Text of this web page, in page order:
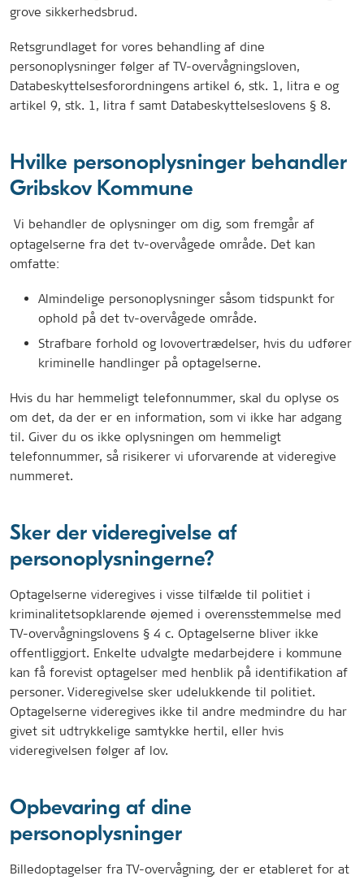
grove sikkerhedsbrud.
Retsgrundlaget for vores behandling af dine
personoplysninger følger af TV-overvågningsloven,
Databeskyttelsesforordningens artikel 6, stk. 1, litra e og
artikel 9, stk. 1, litra f samt Databeskyttelseslovens § 8.
Hvilke personoplysninger behandler
Gribskov Kommune
Vi behandler de oplysninger om dig, som fremgår af
optagelserne fra det tv-overvågede område. Det kan
omfatte:
Almindelige personoplysninger såsom tidspunkt for
ophold på det tv-overvågede område.
Strafbare forhold og lovovertrædelser, hvis du udfører
kriminelle handlinger på optagelserne.
Hvis du har hemmeligt telefonnummer, skal du oplyse os
om det, da der er en information, som vi ikke har adgang
til. Giver du os ikke oplysningen om hemmeligt
telefonnummer, så risikerer vi uforvarende at videregive
nummeret.
Sker der videregivelse af
personoplysningerne?
Optagelserne videregives i visse tilfælde til politiet i
kriminalitetsopklarende øjemed i overensstemmelse med
TV-overvågningslovens § 4 c. Optagelserne bliver ikke
offentliggjort. Enkelte udvalgte medarbejdere i kommune
kan få forevist optagelser med henblik på identifikation af
personer. Videregivelse sker udelukkende til politiet.
Optagelserne videregives ikke til andre medmindre du har
givet sit udtrykkelige samtykke hertil, eller hvis
videregivelsen følger af lov.
Opbevaring af dine
personoplysninger
Billedoptagelser fra TV-overvågning, der er etableret for at